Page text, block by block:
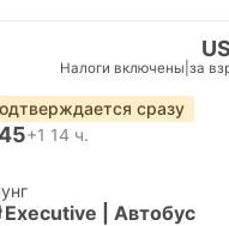
Налоги включены за
сразу
+1 14 ч.
Executive | Автобус